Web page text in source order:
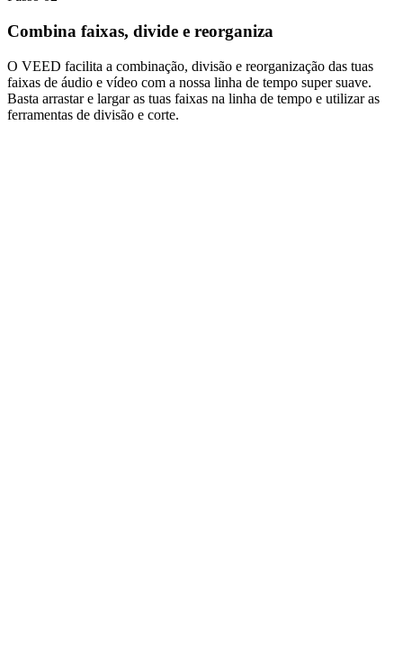
Combina faixas, divide e reorganiza
O VEED facilita a combinação, divisão e reorganização das tuas
faixas de áudio e vídeo com a nossa linha de tempo super suave.
Basta arrastar e largar as tuas faixas na linha de tempo e utilizar as
ferramentas de divisão e corte.